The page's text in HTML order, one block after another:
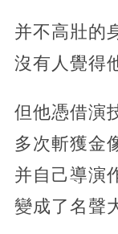
并不高壯的
沒有人覺得
但他憑借演
多次斬獲金
并自己導演
變成了名聲